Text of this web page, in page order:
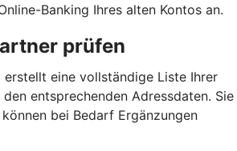
Banking Ihres alten Kontos an.
prüfen
erstellt eine vollständige Liste Ihrer
entsprechenden Adressdaten. Sie
bei Bedarf Ergänzungen